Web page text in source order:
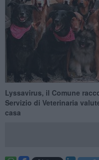
Lyssavirus, il Comune
Servizio di Veterinaria
casa